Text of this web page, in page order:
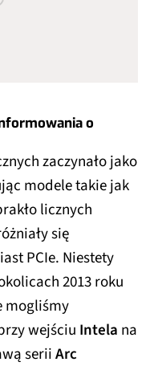
o
zaczynało jako
modele takie jak
licznych
się
PCIe. Niestety
2013 roku
mogliśmy
wejściu Intela na
seriiArc